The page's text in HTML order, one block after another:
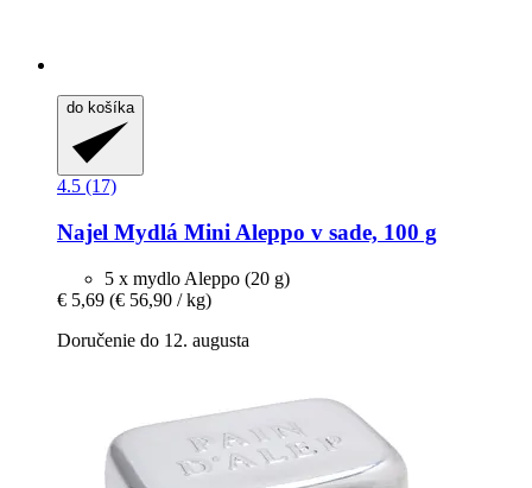
do košíka
4.5 (17)
Najel Mydlá Mini Aleppo v sade, 100 g
5 x mydlo Aleppo (20 g)
€ 5,69 (€ 56,90 / kg)
Doručenie do 12. augusta